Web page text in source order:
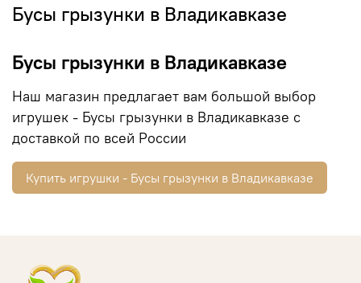
Бусы грызунки в Владикавказе
Бусы грызунки в Владикавказе
Наш магазин предлагает вам большой выбор
игрушек - Бусы грызунки в Владикавказе с
доставкой по всей России
Купить игрушки - Бусы грызунки в Владикавказе